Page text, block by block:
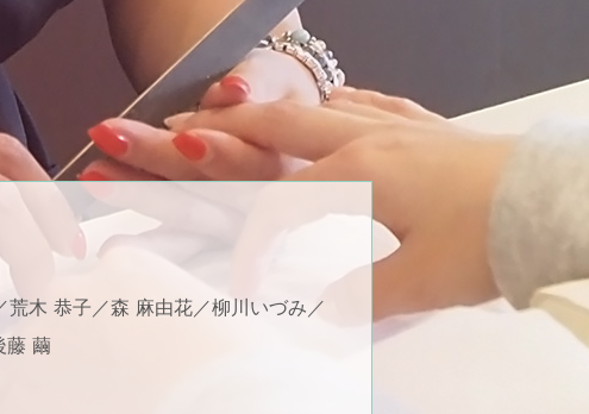
木 恭子／森 麻由花／柳川いづみ／
藤 繭